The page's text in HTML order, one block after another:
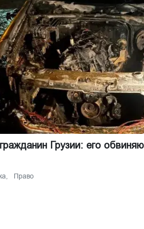
Грузии: его
Право